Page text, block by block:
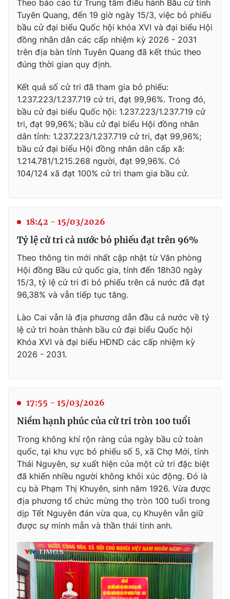
Theo báo cáo từ Trung tâm điều hành Bầu cử tỉnh
Tuyên Quang, đến 19 giờ ngày 15/3, việc bỏ phiếu
bầu cử đại biểu Quốc hội khóa XVI và đại biểu Hội
đồng nhân dân các cấp nhiệm kỳ 2026 - 2031
trên địa bàn tỉnh Tuyên Quang đã kết thúc theo
đúng thời gian quy định.
Kết quả số cử tri đã tham gia bỏ phiếu:
1.237.223/1.237.719 cử tri, đạt 99,96%. Trong đó,
bầu cử đại biểu Quốc hội: 1.237.223/1.237.719 cử
tri, đạt 99,96%; bầu cử đại biểu Hội đồng nhân
dân tỉnh: 1.237.223/1.237.719 cử tri, đạt 99,96%;
bầu cử đại biểu Hội đồng nhân dân cấp xã:
1.214.781/1.215.268 người, đạt 99,96%. Có
104/124 xã đạt 100% cử tri tham gia bầu cử.
18:42 - 15/03/2026
Tỷ lệ cử tri cả nước bỏ phiếu đạt trên 96%
Theo thông tin mới nhất cập nhật từ Văn phòng
Hội đồng Bầu cử quốc gia, tính đến 18h30 ngày
15/3, tỷ lệ cử tri đi bỏ phiếu trên cả nước đã đạt
96,38% và vẫn tiếp tục tăng.
Lào Cai vẫn là địa phương dẫn đầu cả nước về tỷ
lệ cử tri hoàn thành bầu cử đại biểu Quốc hội
Khóa XVI và đại biểu HĐND các cấp nhiệm kỳ
2026 - 2031.
17:55 - 15/03/2026
Niềm hạnh phúc của cử tri tròn 100 tuổi
Trong không khí rộn ràng của ngày bầu cử toàn
quốc, tại khu vực bỏ phiếu số 5, xã Chợ Mới, tỉnh
Thái Nguyên, sự xuất hiện của một cử tri đặc biệt
đã khiến nhiều người không khỏi xúc động. Đó là
cụ bà Phạm Thị Khuyên, sinh năm 1926. Vừa được
địa phương tổ chức mừng thọ tròn 100 tuổi trong
dịp Tết Nguyên đán vừa qua, cụ Khuyên vẫn giữ
được sự minh mẫn và thần thái tinh anh.